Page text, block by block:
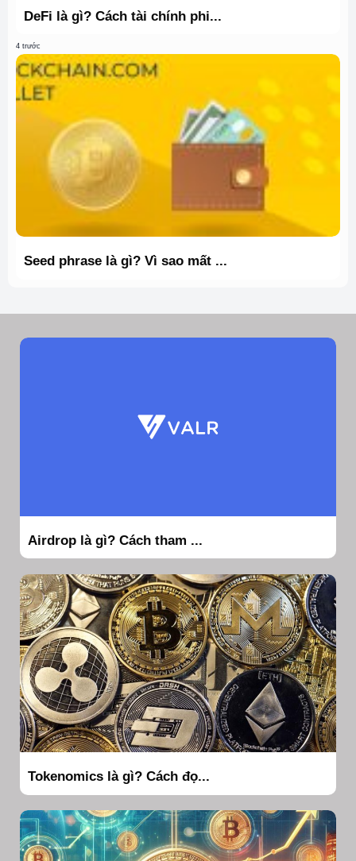
DeFi là gì? Cách tài chính phi...
4 trước
Seed phrase là gì? Vì sao mất ...
Airdrop là gì? Cách tham ...
Tokenomics là gì? Cách đọ...